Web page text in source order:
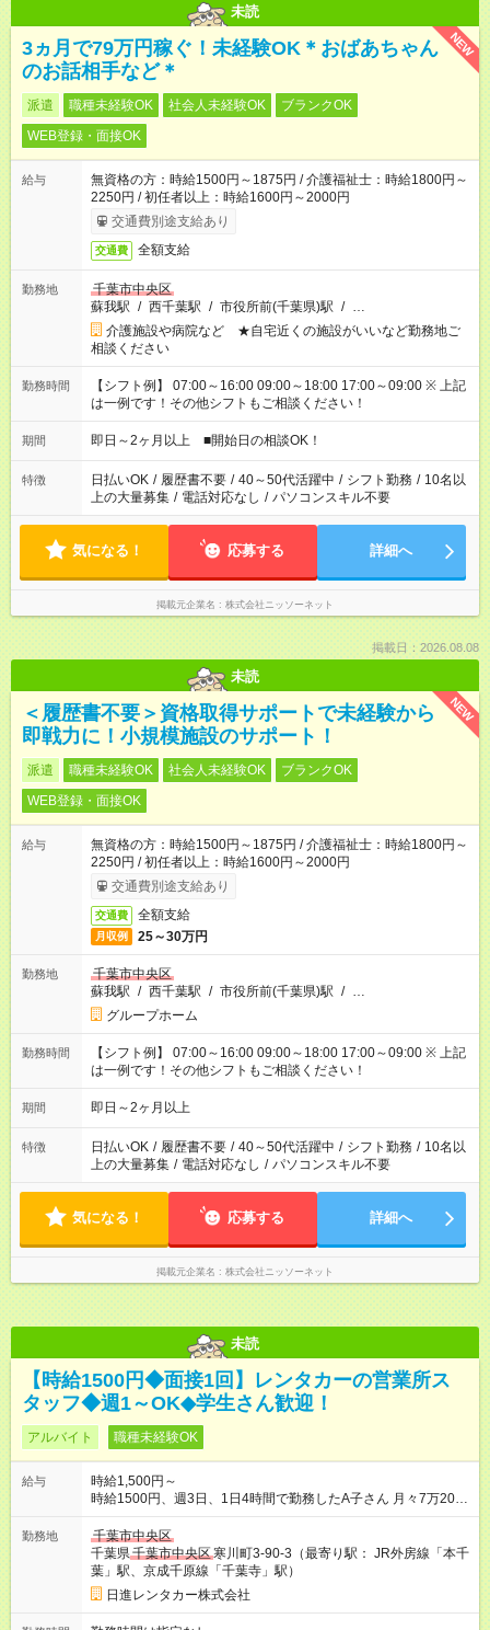
未読
NEW
3ヵ月で79万円稼ぐ！未経験OK＊おばあちゃん
のお話相手など＊
派遣 職種未経験OK 社会人未経験OK
ブランクOK
WEB登録・面接OK
給与
無資格の方：時給1500円～1875円 / 介護福祉士：時給1800円～
2250円 / 初任者以上：時給1600円～2000円
交通費別途支給あり
交通費 全額支給
勤務地
千葉市中央区
蘇我駅 / 西千葉駅 / 市役所前(千葉県)駅 / …
介護施設や病院など ★自宅近くの施設がいいなど勤務地ご
相談ください
勤務時間
【シフト例】 07:00～16:00 09:00～18:00 17:00～09:00 ※ 上記
は一例です！その他シフトもご相談ください！
期間 即日～2ヶ月以上 ■開始日の相談OK！
特徴 日払いOK / 履歴書不要 / 40～50代活躍中 / シフト勤務 / 10名以
上の大量募集 / 電話対応なし / パソコンスキル不要
気になる！ 応募する 詳細へ
掲載元企業名 株式会社ニッソーネット
掲載日：2026.08.08
未読
NEW
＜履歴書不要＞資格取得サポートで未経験から
即戦力に！小規模施設のサポート！
派遣 職種未経験OK 社会人未経験OK
ブランクOK
WEB登録・面接OK
給与
無資格の方：時給1500円～1875円 / 介護福祉士：時給1800円～
2250円 / 初任者以上：時給1600円～2000円
交通費別途支給あり
交通費 全額支給
月収例 25～30万円
勤務地
千葉市中央区
蘇我駅 / 西千葉駅 / 市役所前(千葉県)駅 / …
グループホーム
勤務時間
【シフト例】 07:00～16:00 09:00～18:00 17:00～09:00 ※ 上記
は一例です！その他シフトもご相談ください！
期間 即日～2ヶ月以上
特徴 日払いOK / 履歴書不要 / 40～50代活躍中 / シフト勤務 / 10名以
上の大量募集 / 電話対応なし / パソコンスキル不要
気になる！ 応募する 詳細へ
掲載元企業名 株式会社ニッソーネット
未読
【時給1500円◆面接1回】レンタカーの営業所ス
タッフ◆週1～OK◆学生さん歓迎！
アルバイト 職種未経験OK
給与
時給1,500円～
時給1500円、週3日、1日4時間で勤務したA子さん 月々7万2000
円収入（月4週換算で計算した目安金額です） 【試用期間】試用
期間なし
勤務地
千葉市中央区
千葉県千葉市中央区寒川町3-90-3（最寄り駅： JR外房線「本千
葉」駅、京成千原線「千葉寺」駅）
日進レンタカー株式会社